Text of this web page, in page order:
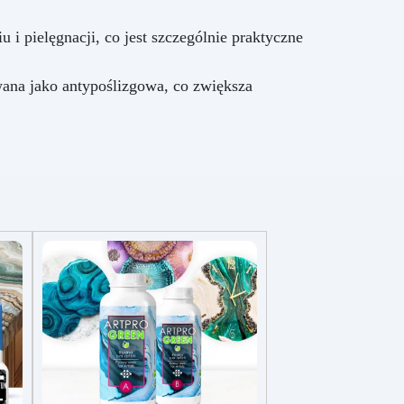
i pielęgnacji, co jest szczególnie praktyczne
jako antypoślizgowa, co zwiększa